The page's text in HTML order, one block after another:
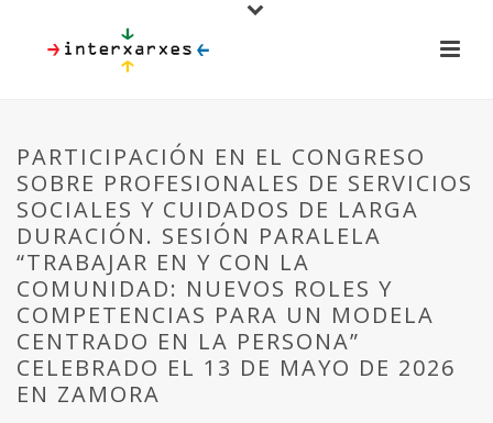
PARTICIPACIÓN EN EL CONGRESO
SOBRE PROFESIONALES DE SERVICIOS
SOCIALES Y CUIDADOS DE LARGA
DURACIÓN. SESIÓN PARALELA
“TRABAJAR EN Y CON LA
COMUNIDAD: NUEVOS ROLES Y
COMPETENCIAS PARA UN MODELA
CENTRADO EN LA PERSONA”
CELEBRADO EL 13 DE MAYO DE 2026
EN ZAMORA